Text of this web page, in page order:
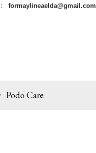
formaylineaelda@gmail.com
Podo Care